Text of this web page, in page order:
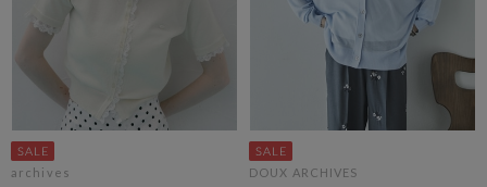
archives DOUX ARCHIVES